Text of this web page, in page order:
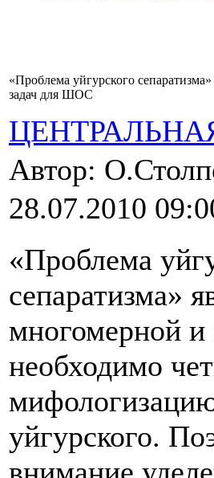
«Проблема уйгурского
задач для ШОС
Автор:
28.07.2010
«Проблема
сепаратизма»
многомерной и
необходимо
уйгурского.